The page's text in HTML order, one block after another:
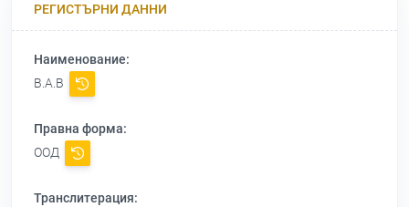
РЕГИСТЪРНИ ДАННИ
Наименование:
В.А.В
Правна форма:
ООД
Транслитерация: